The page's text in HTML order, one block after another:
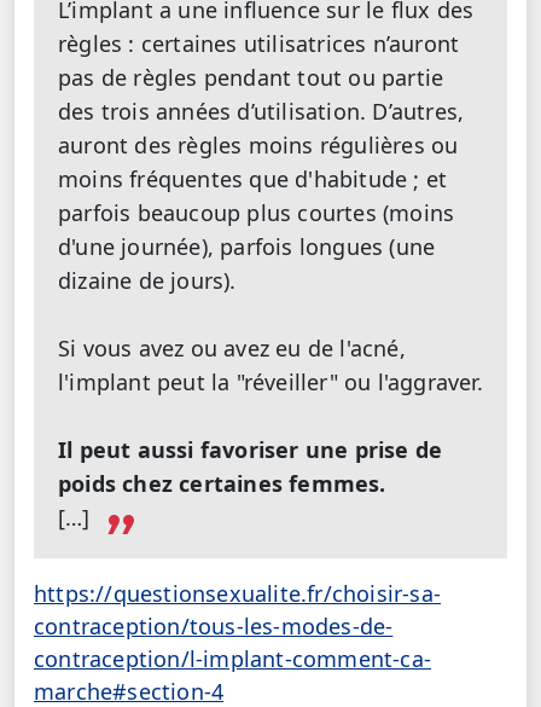
L’implant a une influence sur le flux des
règles : certaines utilisatrices n’auront
pas de règles pendant tout ou partie
des trois années d’utilisation. D’autres,
auront des règles moins régulières ou
moins fréquentes que d'habitude ; et
parfois beaucoup plus courtes (moins
d'une journée), parfois longues (une
dizaine de jours).
Si vous avez ou avez eu de l'acné,
l'implant peut la "réveiller" ou l'aggraver.
Il peut aussi favoriser une prise de
poids chez certaines femmes.
[…]
https://questionsexualite.fr/choisir-sa-
contraception/tous-les-modes-de-
contraception/l-implant-comment-ca-
marche#section-4